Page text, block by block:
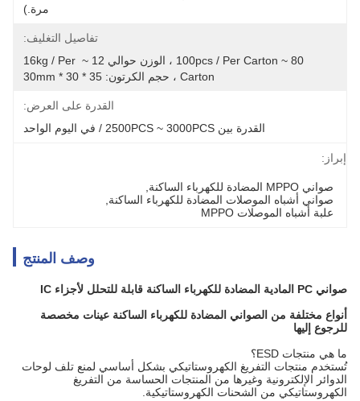
مرة.)
تفاصيل التغليف:
80 ~ 100pcs / Per Carton ، الوزن حوالي 12 ~ 16kg / Per
Carton ، حجم الكرتون: 35 * 30 * 30mm
القدرة على العرض:
القدرة بين 2500PCS ~ 3000PCS / في اليوم الواحد
إبراز:
صواني MPPO المضادة للكهرباء الساكنة
,
صواني أشباه الموصلات المضادة للكهرباء الساكنة,
علبة أشباه الموصلات MPPO
وصف المنتج
صواني PC المادية المضادة للكهرباء الساكنة قابلة للتحلل لأجزاء IC
أنواع مختلفة من الصواني المضادة للكهرباء الساكنة عينات مخصصة
للرجوع إليها
ما هي منتجات ESD؟
تُستخدم منتجات التفريغ الكهروستاتيكي بشكل أساسي لمنع تلف لوحات
الدوائر الإلكترونية وغيرها من المنتجات الحساسة من التفريغ
الكهروستاتيكي من الشحنات الكهروستاتيكية.